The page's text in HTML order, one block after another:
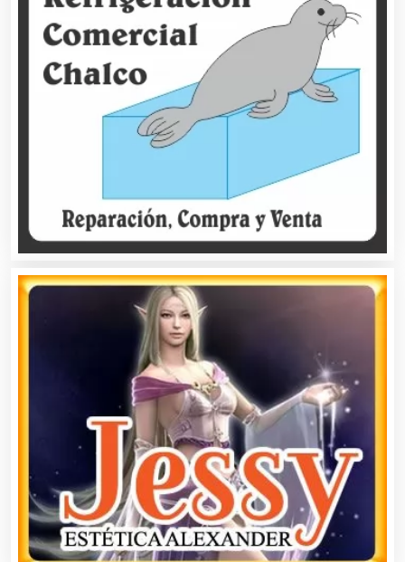
Artes Gráficas
Artesanías
Artículos de Piel
Artículos Deportivos
Artículos Importados
Artículos para el Hogar
Artículos para Regalos